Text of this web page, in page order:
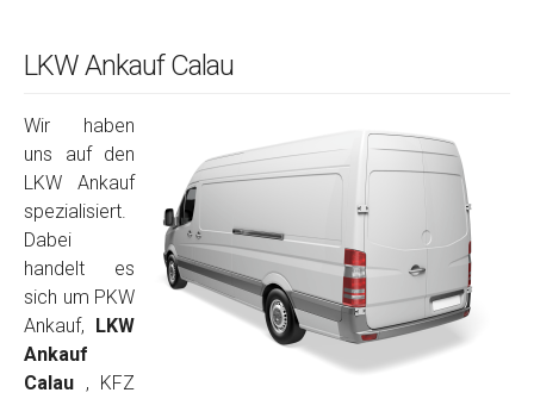
LKW Ankauf Calau
Wir haben
uns auf den
LKW Ankauf
spezialisiert.
Dabei
handelt es
sich um PKW
Ankauf,
LKW
Ankauf
Calau , KFZ